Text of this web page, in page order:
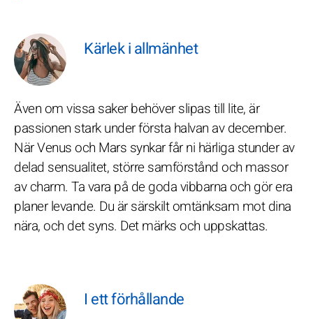
Kärlek i allmänhet
Även om vissa saker behöver slipas till lite, är
passionen stark under första halvan av december.
När Venus och Mars synkar får ni härliga stunder av
delad sensualitet, större samförstånd och massor
av charm. Ta vara på de goda vibbarna och gör era
planer levande. Du är särskilt omtänksam mot dina
nära, och det syns. Det märks och uppskattas.
I ett förhållande